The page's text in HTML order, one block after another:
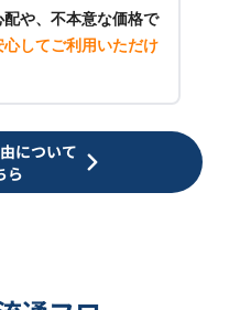
や、不本意な価格で
心してご利用いただけ
について
ら